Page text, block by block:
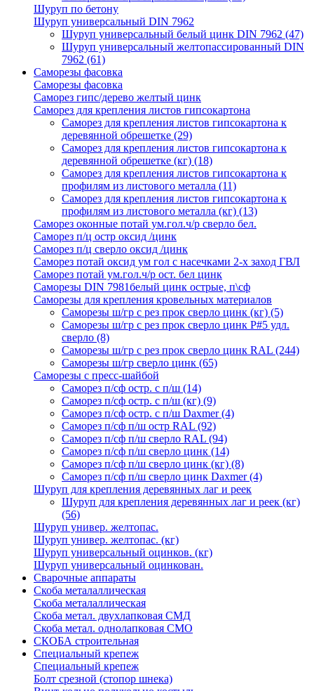
Шуруп по бетону
Шуруп универсальный DIN 7962
Шуруп универсальный белый цинк DIN 7962 (47)
Шуруп универсальный желтопассированный DIN
7962 (61)
Саморезы фасовка
Саморезы фасовка
Саморез гипс/дерево желтый цинк
Саморез для крепления листов гипсокартона
Саморез для крепления листов гипсокартона к
деревянной обрешетке (29)
Саморез для крепления листов гипсокартона к
деревянной обрешетке (кг) (18)
Саморез для крепления листов гипсокартона к
профилям из листового металла (11)
Саморез для крепления листов гипсокартона к
профилям из листового металла (кг) (13)
Саморез оконные потай ум.гол.ч/р сверло бел.
Саморез п/ц остр оксид /цинк
Саморез п/ц сверло оксид /цинк
Саморез потай оксид ум гол с насечками 2-х заход ГВЛ
Саморез потай ум.гол.ч/р ост. бел цинк
Саморезы DIN 7981белый цинк острые, п\сф
Саморезы для крепления кровельных материалов
Саморезы ш/гр с рез прок сверло цинк (кг) (5)
Саморезы ш/гр с рез прок сверло цинк P#5 удл.
сверло (8)
Саморезы ш/гр с рез прок сверло цинк RAL (244)
Саморезы ш/гр сверло цинк (65)
Саморезы с пресс-шайбой
Саморез п/сф остр. с п/ш (14)
Саморез п/сф остр. с п/ш (кг) (9)
Саморез п/сф остр. с п/ш Daxmer(4)
Саморез п/сф п/ш остр RAL (92)
Саморез п/сф п/ш сверло RAL (94)
Саморез п/сф п/ш сверло цинк (14)
Саморез п/сф п/ш сверло цинк (кг) (8)
Саморез п/сф п/ш сверло цинк Daxmer(4)
Шуруп для крепления деревянных лаг и реек
Шуруп для крепления деревянных лаг и реек (кг)
(56)
Шуруп универ. желтопас.
Шуруп универ. желтопас. (кг)
Шуруп универсальный оцинков. (кг)
Шуруп универсальный оцинкован.
Сварочные аппараты
Скоба металаллическая
Скоба металаллическая
Скоба метал. двухлапковая СМД
Скоба метал. однолапковая СМО
СКОБА строительная
Специальный крепеж
Специальный крепеж
Болт срезной (стопор шнека)